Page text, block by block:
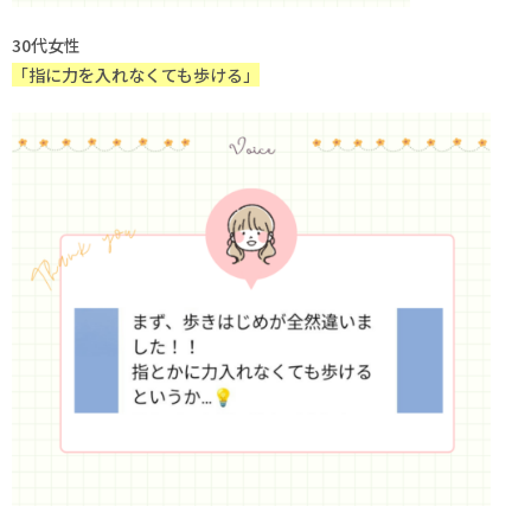
30代女性
「指に力を入れなくても歩ける」